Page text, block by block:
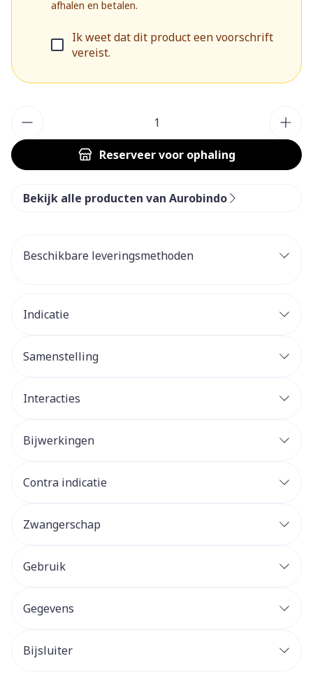
afhalen en betalen.
Ik weet dat dit product een voorschrift
vereist.
Reserveervoor ophaling
Bekijk alle producten van Aurobindo
Beschikbare leveringsmethoden
Indicatie
Samenstelling
Interacties
Bijwerkingen
Contra indicatie
Zwangerschap
Gebruik
Gegevens
Bijsluiter